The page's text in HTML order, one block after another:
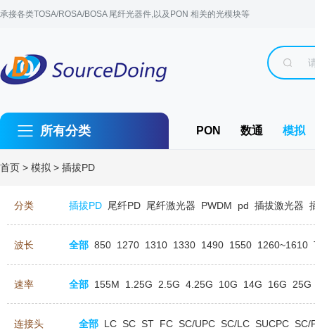
承接各类TOSA/ROSA/BOSA 尾纤光器件,以及PON 相关的光模块等
所有分类 PON 数通 模拟
首页 > 模拟 > 插拔PD
分类 插拔PD 尾纤PD 尾纤激光器 PWDM pd 插拔激光器
波长 全部 850 1270 1310 1330 1490 1550 1260~1610
速率 全部 155M 1.25G 2.5G 4.25G 10G 14G 16G 25G
连接头 全部 LC SC ST FC SC/UPC SC/LC SUCPC SC/